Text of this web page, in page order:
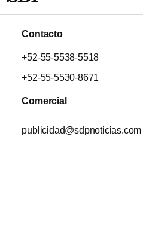
Contacto
+52-55-5538-5518
+52-55-5530-8671
Comercial
publicidad@sdpnoticias.com